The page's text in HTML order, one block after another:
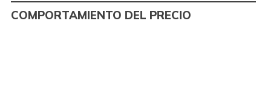
COMPORTAMIENTO DEL PRECIO